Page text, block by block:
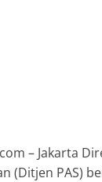
– Jakarta
(Ditjen PAS)